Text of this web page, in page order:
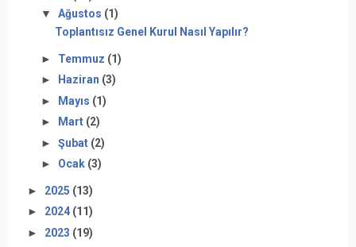
▼ Ağustos (1)
Toplantısız Genel Kurul Nasıl Yapılır?
► Temmuz (1)
►
Haziran (3)
► Mayıs (1)
►
Mart (2)
► Şubat (2)
► Ocak (3)
► 2025 (13)
► 2024 (11)
► 2023 (19)